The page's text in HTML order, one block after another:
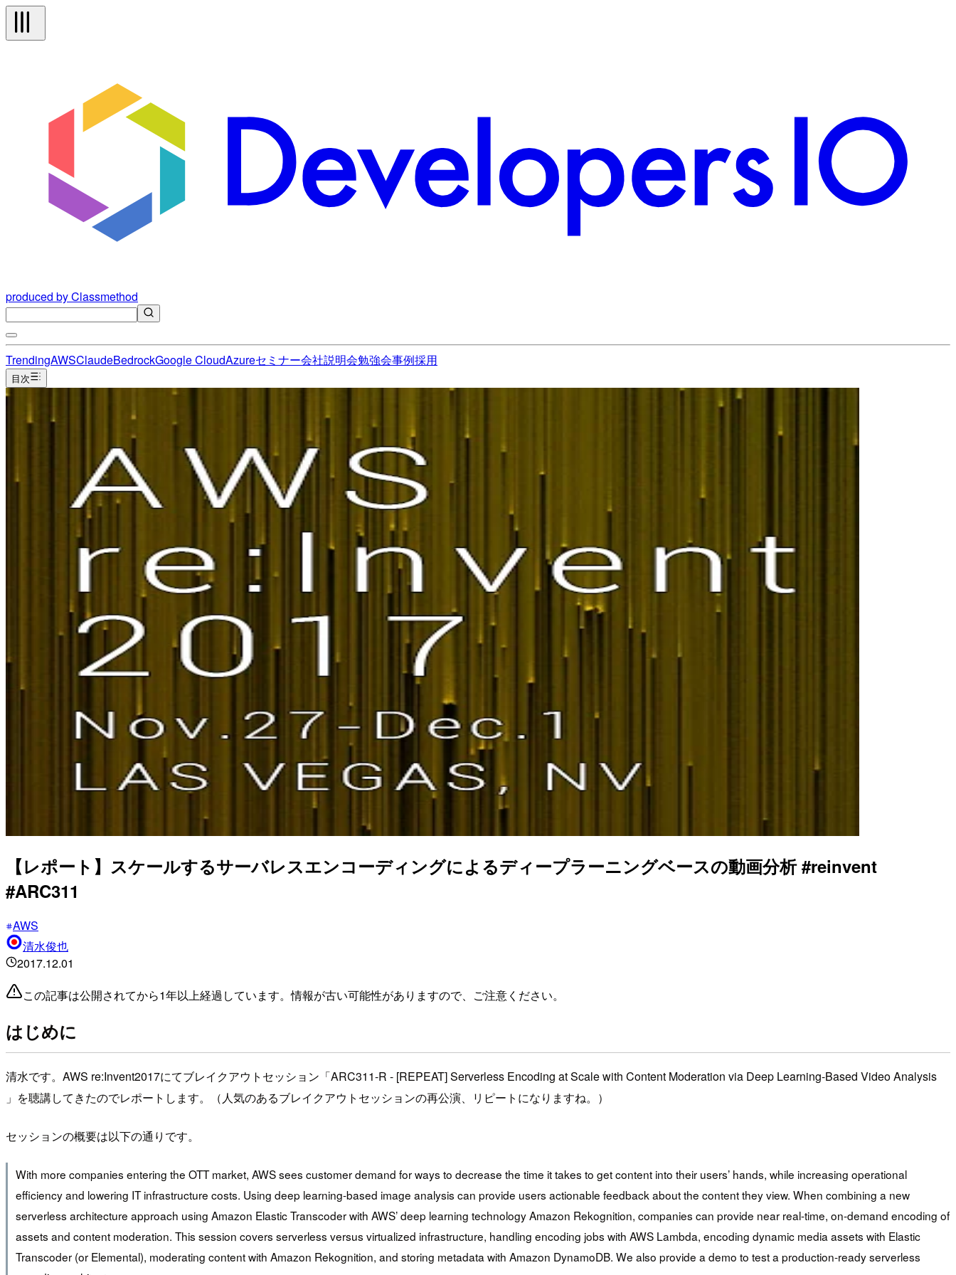
produced by Classmethod
TrendingAWSClaudeBedrockGoogle CloudAzureセミナー会社説明会勉強会事例採用
目次
【レポート】スケールするサーバレスエンコーディングによるディープラーニングベースの動画分析 #reinvent
#ARC311
AWS
清水俊也
2017.12.01
この記事は公開されてから1年以上経過しています。情報が古い可能性がありますので、ご注意ください。
はじめに
清水です。AWS re:Invent2017にてブレイクアウトセッション「ARC311-R - [REPEAT] Serverless Encoding at Scale with Content Moderation via Deep Learning-Based Video Analysis
」を聴講してきたのでレポートします。（人気のあるブレイクアウトセッションの再公演、リピートになりますね。）
セッションの概要は以下の通りです。
With more companies entering the OTT market, AWS sees customer demand for ways to decrease the time it takes to get content into their users’ hands, while increasing operational
efficiency and lowering IT infrastructure costs. Using deep learning-based image analysis can provide users actionable feedback about the content they view. When combining a new
serverless architecture approach using Amazon Elastic Transcoder with AWS’ deep learning technology Amazon Rekognition, companies can provide near real-time, on-demand encoding of
assets and content moderation. This session covers serverless versus virtualized infrastructure, handling encoding jobs with AWS Lambda, encoding dynamic media assets with Elastic
Transcoder (or Elemental), moderating content with Amazon Rekognition, and storing metadata with Amazon DynamoDB. We also provide a demo to test a production-ready serverless